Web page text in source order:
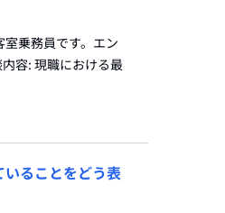
乗務員です。エン
容: 現職における最
ることをどう表